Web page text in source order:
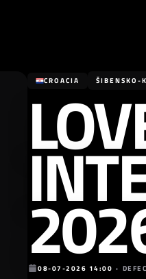
CROACIA ŠIBENSKO-
08-07-2026 14:00 •